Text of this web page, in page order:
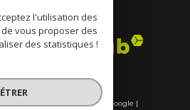
Adhérents
| Traduction powered by Google |
l'utilisation des
vous proposer des
des statistiques !